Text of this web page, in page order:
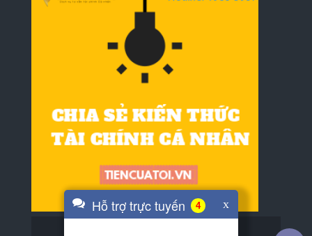
Hỗ trợ trực tuyến 4 x